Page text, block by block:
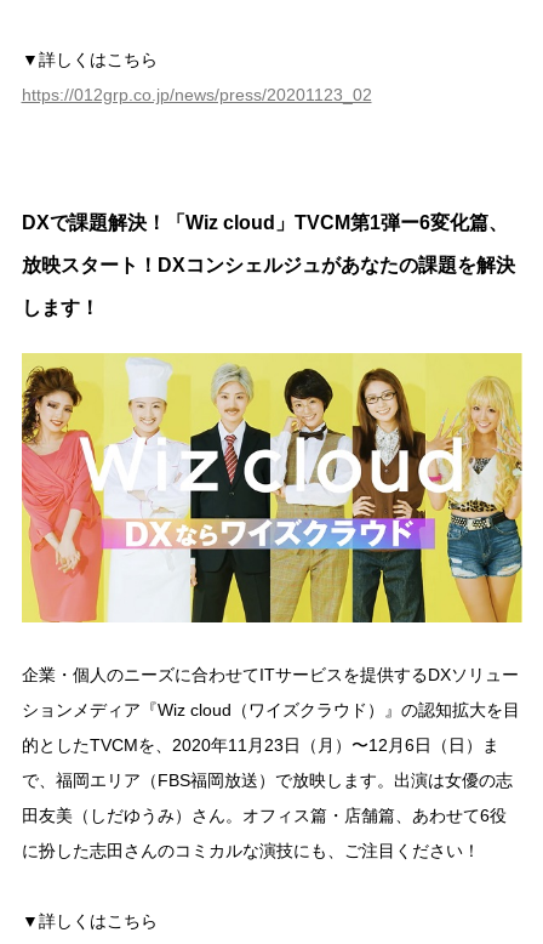
▼詳しくはこちら
https://012grp.co.jp/news/press/20201123_02
DXで課題解決！「Wiz cloud」TVCM第1弾ー6変化篇、
放映スタート！DXコンシェルジュがあなたの課題を解決
します！
企業・個人のニーズに合わせてITサービスを提供するDXソリュー
ションメディア『Wiz cloud（ワイズクラウド）』の認知拡大を目
的としたTVCMを、2020年11月23日（月）〜12月6日（日）ま
で、福岡エリア（FBS福岡放送）で放映します。出演は女優の志
田友美（しだゆうみ）さん。オフィス篇・店舗篇、あわせて6役
に扮した志田さんのコミカルな演技にも、ご注目ください！
▼詳しくはこちら